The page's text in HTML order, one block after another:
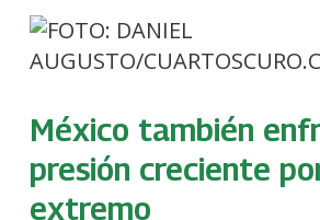
México también
presión creciente
extremo